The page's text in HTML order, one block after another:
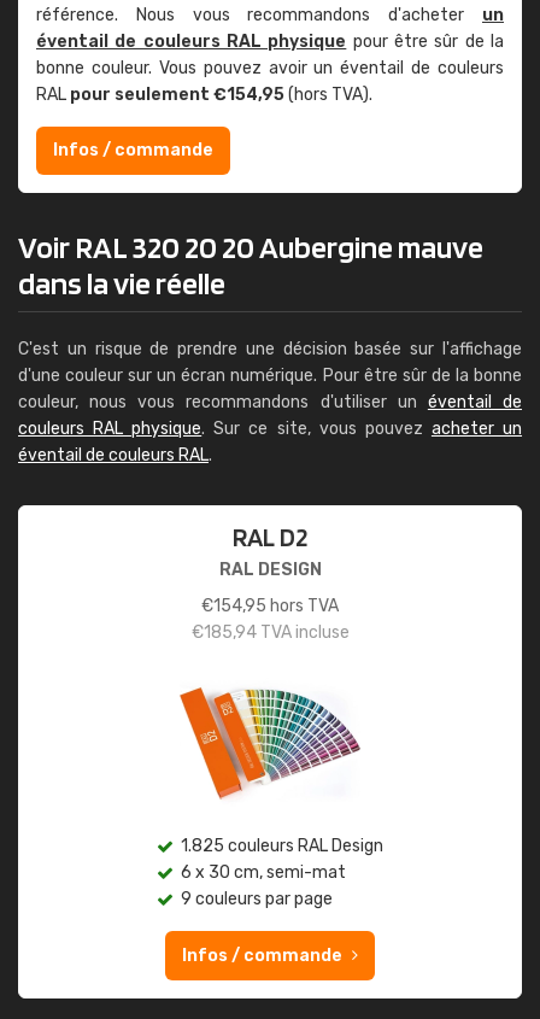
référence. Nous vous recommandons d'acheter un
éventail de couleurs RAL physique pour être sûr de la
bonne couleur. Vous pouvez avoir un éventail de couleurs
RAL pour seulement €154,95(hors TVA).
Infos / commande
Voir RAL 320 20 20 Aubergine mauve
dans la vie réelle
C'est un risque de prendre une décision basée sur l'affichage
d'une couleur sur un écran numérique. Pour être sûr de la bonne
couleur, nous vous recommandons d'utiliser un éventail de
couleurs RAL physique. Sur ce site, vous pouvez acheter un
éventail de couleurs RAL.
RAL D2
RAL DESIGN
€154,95 hors TVA
€185,94TVA incluse
1.825 couleurs RAL Design
6 x 30 cm, semi-mat
9 couleurs par page
Infos / commande